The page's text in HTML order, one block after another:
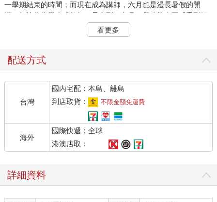
一學期結束的時間；而現在成為講師，六月也是漫長暑假的開
端。無論作為學生或教師，只有到了六月，我才能真正感受到解
那麼，當休息的季節到來時，該做些什麼才好呢？大多數人都認
而，「玩」並不是「休息」。回想一下，每次旅程結束後的自
美的風景、吃了多好吃的食物、體驗了多精彩的活動，最後總是
精疲力竭。如果我們充分獲得休息，不是應該感到精力充沛才對
為什麼越休息越累？
人們經常誤以為只要不做抗拒的事，就等於是休息。因此，當我
們念書、工作告一段落時，就會立刻打開YouTube、瀏覽社群網
站、玩遊戲；積極一點的人，則會利用假日出門走逛、郊遊、看
玩得很開心，為什麼還是這麼累？」
我們的身體就像智慧型手機一樣，電量會隨著時間耗盡。如果在
應該充電的時間，卻放任自己盡情玩樂，最後會發生什麼事呢？
看更多
配送方式
台灣
國內宅配：本島、離島
到店取貨：
不限金額免運費
海外
國際快遞：全球
港澳店取：
詳細資料